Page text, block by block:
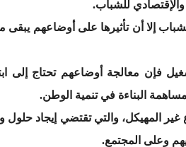
والإقتصادي للشباب.
إلا أن تأثيرها على أوضاعهم
فإن معالجة أوضاعهم تحتاج
البناءة في تنمية الوطن.
المهيكل، والتي تقتضي إيجاد حلول
وعلى المجتمع.